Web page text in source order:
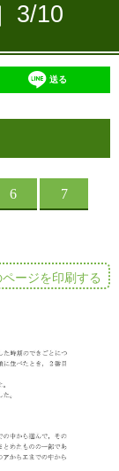
3/10
送る
ページを印刷する